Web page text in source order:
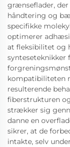
grænseflader,
håndtering og
specifikke
optimerer
at fleksibilitet og
kompatibiliteten
resulterende
fiberstrukturen
strækker sig
danne en
sikrer, at de
intakte, selv